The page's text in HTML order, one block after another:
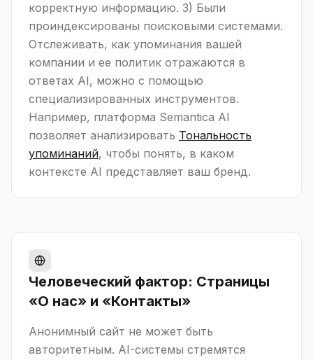
корректную информацию. 3) Были
проиндексированы поисковыми системами.
Отслеживать, как упоминания вашей
компании и ее политик отражаются в
ответах AI, можно с помощью
специализированных инструментов.
Например, платформа Semantica AI
позволяет анализировать Тональность
упоминаний, чтобы понять, в каком
контексте AI представляет ваш бренд.
Человеческий фактор: Страницы
«О нас» и «Контакты»
Анонимный сайт не может быть
авторитетным. AI-системы стремятся